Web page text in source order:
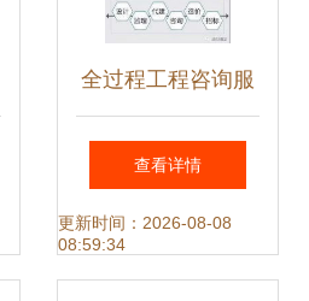
全过程工程咨询服
务模式 引领我国工
程建设迈向信息集
查看详情
更新时间：2026-08-08
08:59:34